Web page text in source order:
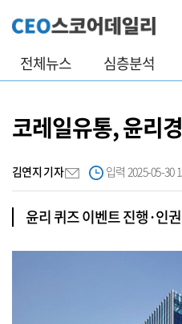
전체뉴스 심층분석
코레일유통, 윤리
김연지 기자 입력 2025-05-30
윤리 퀴즈 이벤트 진행·인